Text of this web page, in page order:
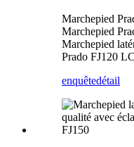
Marchepied
Marchepied
Marchepied
Prado FJ120
enquêtedétail